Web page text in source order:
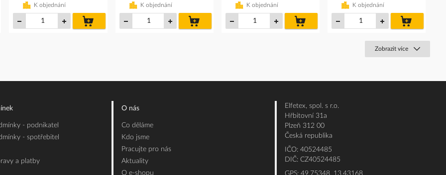
K objednání
košíku
K objednání
košíku
K objednání
košíku
K objednání
košíku
Zobrazit více
- podnikatel
- spotřebitel
a platby
O nás
Co děláme
Kdo jsme
Pracujte pro nás
Aktuality
O e-shopu
Elfetex, spol. s r.o.
Hřbitovní 31a
Plzeň 312 00
Česká republika
IČO: 40524485
DIČ: CZ40524485